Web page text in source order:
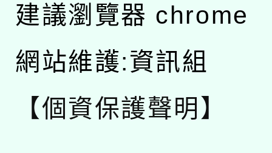
建議瀏覽器 chrome
網站維護:資訊組
【個資保護聲明】